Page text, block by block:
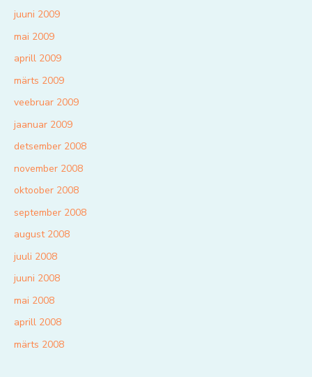
juuni 2009
mai 2009
aprill 2009
märts 2009
veebruar 2009
jaanuar 2009
detsember 2008
november 2008
oktoober 2008
september 2008
august 2008
juuli 2008
juuni 2008
mai 2008
aprill 2008
märts 2008